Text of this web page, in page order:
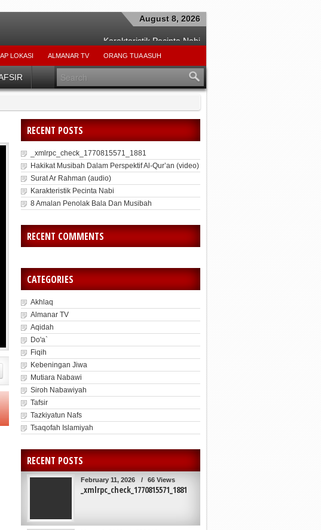
August 8, 2026
Karakteristik Pecinta Nabi
Beban Dan Tanggung Jawab Suami
Belajar Dari Sang Teladan Ibrahim Alaihis Salam
Hindari Kemunafikan
LOKASI ALMANAR TV ORANG TUA ASUH
RECENT POSTS
_xmlrpc_check_1770815571_1881
Hakikat Musibah Dalam Perspektif Al-Qur’an (video)
Surat Ar Rahman (audio)
Karakteristik Pecinta Nabi
8 Amalan Penolak Bala Dan Musibah
RECENT COMMENTS
CATEGORIES
Akhlaq
Almanar TV
Aqidah
Do'a`
Fiqih
Kebeningan Jiwa
Mutiara Nabawi
Siroh Nabawiyah
Tafsir
Tazkiyatun Nafs
Tsaqofah Islamiyah
RECENT POSTS
February 11, 2026 / 66 Views
_xmlrpc_check_1770815571_1881